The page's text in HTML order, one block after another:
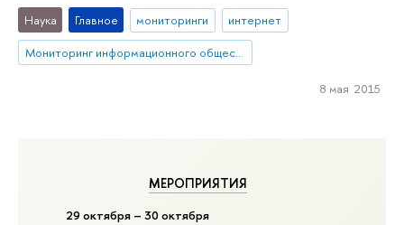
МЕРОПРИЯТИЯ
29 октября – 30 октября
Наука Главное мониторинги
интернет
Мониторинг информационного общества
8 мая 2015